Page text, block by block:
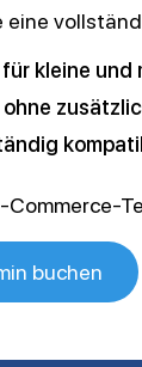
kleine
buchen